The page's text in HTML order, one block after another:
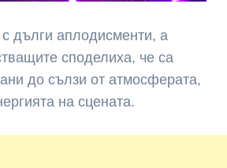
дълги аплодисменти, а
споделиха, че са
до сълзи от атмосферата,
на сцената.